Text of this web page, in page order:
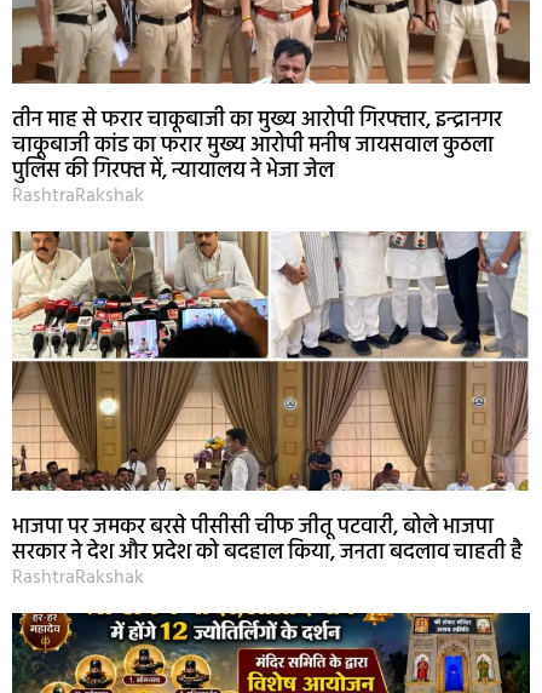
तीन माह से फरार चाकूबाजी का मुख्य आरोपी गिरफ्तार, इन्द्रानगर
चाकूबाजी कांड का फरार मुख्य आरोपी मनीष जायसवाल कुठला
पुलिस की गिरफ्त में, न्यायालय ने भेजा जेल
RashtraRakshak
भाजपा पर जमकर बरसे पीसीसी चीफ जीतू पटवारी, बोले भाजपा
सरकार ने देश और प्रदेश को बदहाल किया, जनता बदलाव चाहती है
RashtraRakshak